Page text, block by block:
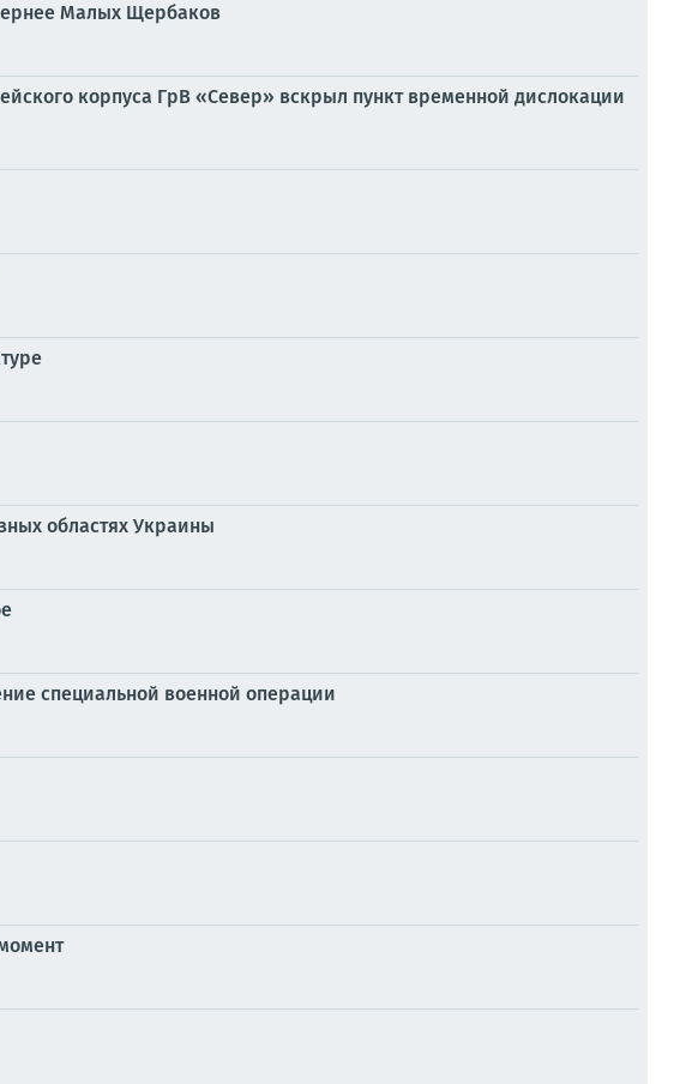
Малых Щербаков
корпуса ГрВ «Север» вскрыл пункт временной дислокации
областях Украины
специальной военной операции